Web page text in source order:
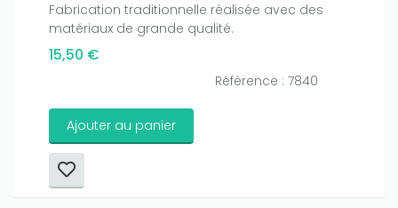
Fabrication traditionnelle réalisée avec des
matériaux de grande qualité.
15,50 €
Référence : 7840
Ajouter au panier